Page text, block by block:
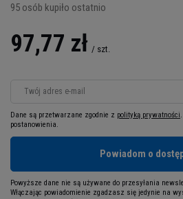
95 osób kupiło ostatnio
97,77 zł / szt.
Twój adres e-mail
Dane są przetwarzane zgodnie z polityką prywatności
postanowienia.
Powiadom o
Powyższe dane nie są używane do przesyłania
Włączając powiadomienie zgadzasz się jedynie na